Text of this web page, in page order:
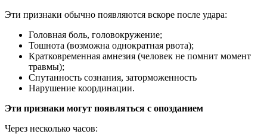
Эти признаки обычно появляются вскоре после удара:
Головная боль, головокружение;
Тошнота (возможна однократная рвота);
Кратковременная амнезия (человек не помнит момент
травмы);
Спутанность сознания, заторможенность
Нарушение координации.
Эти признаки могут появляться с опозданием
Через несколько часов: